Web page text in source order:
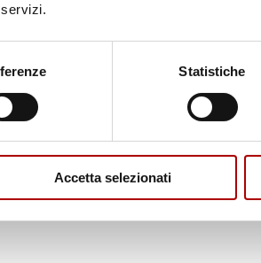
Statistiche
Accetta selezionati